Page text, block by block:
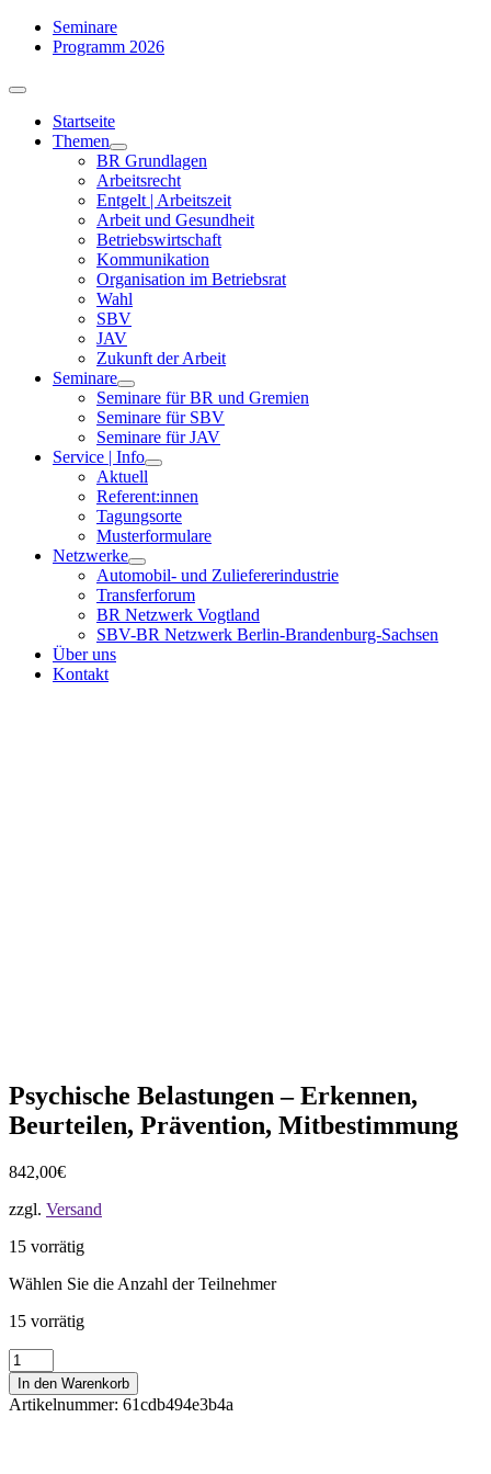
Zum
Inhalt
Seminare
Programm 2026
Toggle
NavigationStartseite
Themen
BR Grundlagen
Arbeits­recht
Entgelt | Arbeitszeit
Arbeit und Gesundheit
Betriebswirtschaft
Kommuni­kation
Organisation im Betriebsrat
Wahl
SBV
JAV
Zukunft der Arbeit
Seminare
Seminare für BR und Gremien
Seminare für SBV
Seminare für JAV
Service | Info
Aktuell
Referent:innen
Tagungsorte
Musterformulare
Netzwerke
Automobil- und Zuliefererindustrie
Transferforum
BR Netzwerk Vogtland
SBV-BR Netzwerk Berlin-Brandenburg-Sachsen
Über uns
Kontakt
Psychische Belastungen – Erkennen,
Beurteilen, Prävention, Mitbestimmung
842,00€
zzgl. Versand
15 vorrätig
Wählen Sie die Anzahl der Teilnehmer
15 vorrätig
Psychische
Belastungen
-
Erkennen,
In den Warenkorb
Artikelnummer: 61cdb494e3b4a